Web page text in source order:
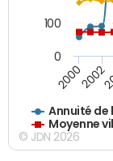
Annuité
Moyenne
20002002
0
100
© JDN 2026